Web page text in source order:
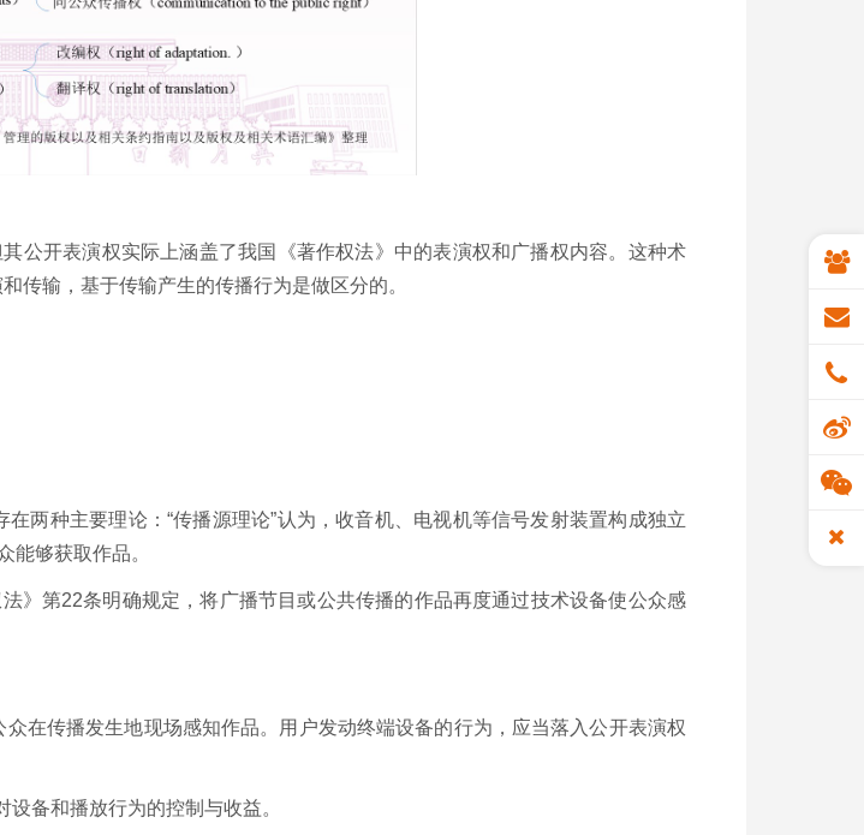
公开表演权实际上涵盖了我国《著作权法》中的表演权和广播权内容。这种术
传输，基于传输产生的传播行为是做区分的。
两种主要理论：“传播源理论”认为，收音机、电视机等信号发射装置构成独立
能够获取作品。
》第22条明确规定，将广播节目或公共传播的作品再度通过技术设备使公众感
在传播发生地现场感知作品。用户发动终端设备的行为，应当落入公开表演权
备和播放行为的控制与收益。